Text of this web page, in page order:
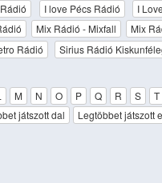
I love Pécs Rádió I
Mix Rádió - Mixfall Mix
Rádió Sirius Rádió
M N O P Q R S T
játszott dal Legtöbbet játszott